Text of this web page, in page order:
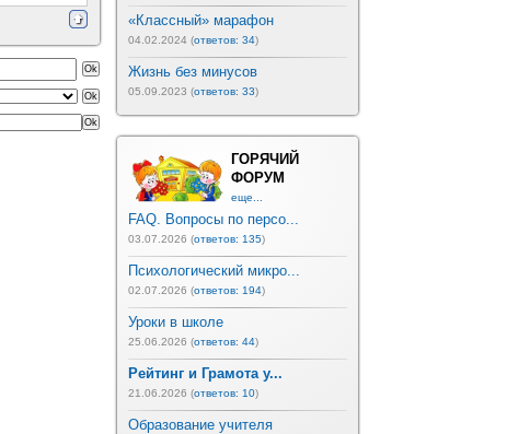
«Классный» марафон
04.02.2024 (ответов: 34)
Жизнь без минусов
05.09.2023 (ответов: 33)
ГОРЯЧИЙ
ФОРУМ
еще...
FAQ. Вопросы по персо...
03.07.2026 (ответов: 135)
Психологический микро...
02.07.2026 (ответов: 194)
Уроки в школе
25.06.2026 (ответов: 44)
Рейтинг и Грамота у...
21.06.2026 (ответов: 10)
Образование учителя